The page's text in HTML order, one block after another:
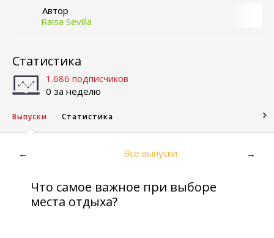
Автор
Raisa Sevilla
Статистика
1.686 подписчиков
0 за неделю
Выпуски Статистика
← Все выпуски →
Что самое важное при выборе
места отдыха?